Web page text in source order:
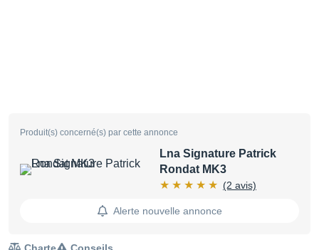
Produit(s) concerné(s) par cette annonce
Lna Signature Patrick
Rondat MK3
(2 avis)
Alerte nouvelle annonce